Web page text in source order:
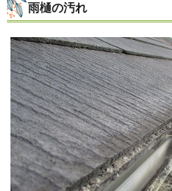
雨樋の汚れ